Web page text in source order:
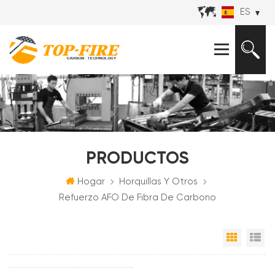
ES
PRODUCTOS
Hogar
Horquillas Y Otros
Refuerzo AFO De Fibra De Carbono
Vista